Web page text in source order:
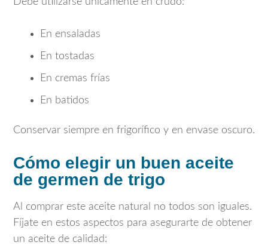
En ensaladas
En tostadas
En cremas frías
En batidos
Conservar siempre en frigorífico y en envase oscuro.
Cómo elegir un buen aceite
de germen de trigo
Al comprar este aceite natural no todos son iguales.
Fíjate en estos aspectos para asegurarte de obtener
un aceite de calidad: